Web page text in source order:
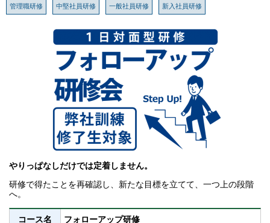
管理職研修 中堅社員研修 一般社員研修 新入社員研修
やりっぱなしだけでは定着しません。
研修で得たことを再確認し、新たな目標を立てて、一つ上の段階
へ。
コース名 フォローアップ研修